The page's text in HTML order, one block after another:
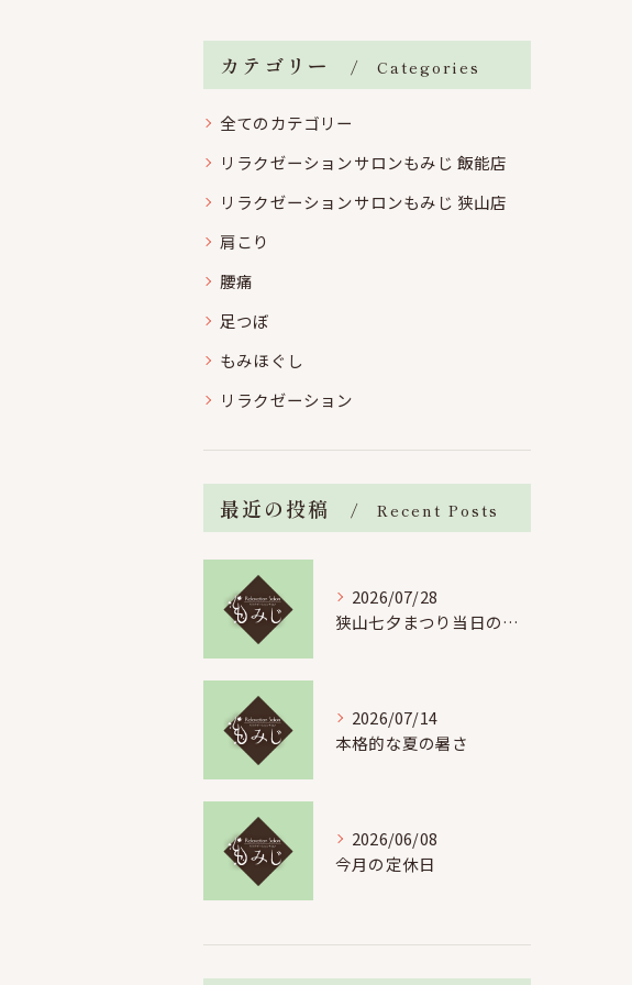
カテゴリー Categories
全てのカテゴリー
リラクゼーションサロンもみじ 飯能店
リラクゼーションサロンもみじ 狭山店
肩こり
腰痛
足つぼ
もみほぐし
リラクゼーション
最近の投稿 Recent Posts
2026/07/28
狭山七夕まつり当日の駐車場について
2026/07/14
本格的な夏の暑さ
2026/06/08
今月の定休日